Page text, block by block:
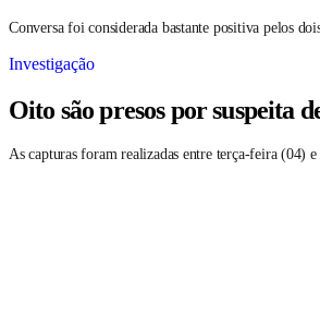
Conversa foi considerada bastante positiva pelos
Investigação
Oito são presos por suspeita
As capturas foram realizadas entre terça-feira (04)